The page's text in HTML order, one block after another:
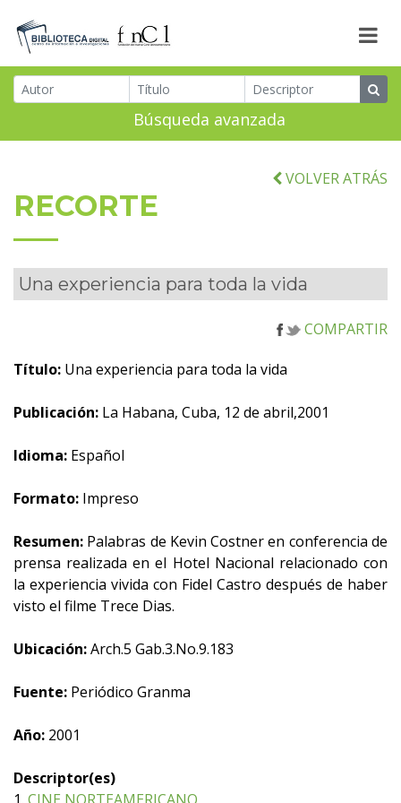
Búsqueda avanzada
VOLVER ATRÁS
RECORTE
Una experiencia para toda la vida
COMPARTIR
Título: Una experiencia para toda la vida
Publicación: La Habana, Cuba, 12 de abril,2001
Idioma: Español
Formato: Impreso
Resumen: Palabras de Kevin Costner en conferencia de
prensa realizada en el Hotel Nacional relacionado con
la experiencia vivida con Fidel Castro después de haber
visto el filme Trece Dias.
Ubicación:Arch.5 Gab.3.No.9.183
Fuente: Periódico Granma
Año: 2001
Descriptor(es)